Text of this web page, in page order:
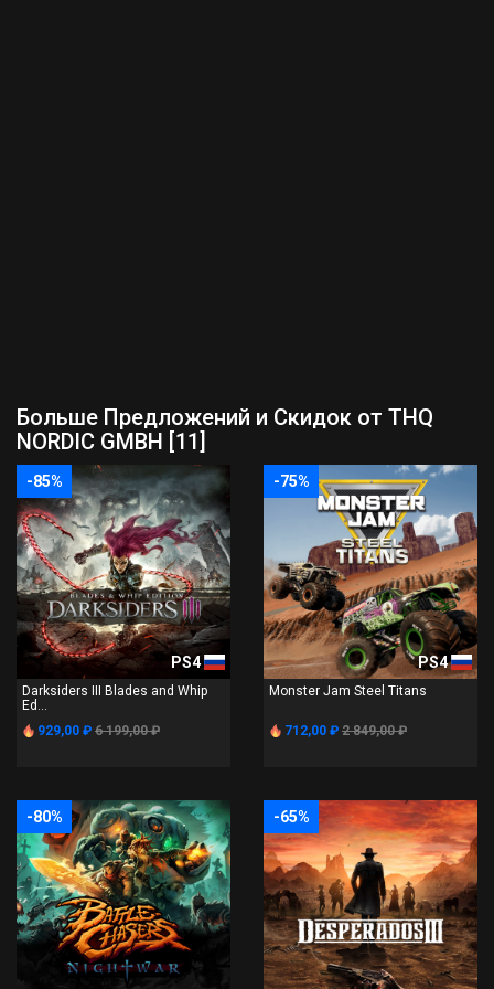
Больше Предложений и Скидок от THQ
NORDIC GMBH [11]
-85%
PS4
Darksiders III Blades and Whip
Ed...
929,00 ₽ 6 199,00 ₽
-75%
PS4
Monster Jam Steel Titans
712,00 ₽ 2 849,00 ₽
-80% -65%